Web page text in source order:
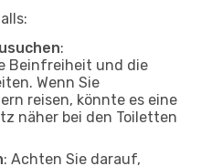
:
Beinfreiheit und die
Wenn Sie
reisen, könnte es eine
näher bei den Toiletten
: Achten Sie darauf,